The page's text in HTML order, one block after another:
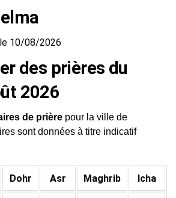
10/08/2026
des prières du
2026
de prière pour la ville de
sont données à titre indicatif
Dohr Asr Maghrib Icha